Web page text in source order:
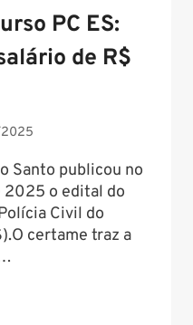
PC ES:
de R$
Santo publicou no
2025 o edital do
Civil do
certame traz a